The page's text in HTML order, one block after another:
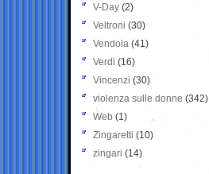
V-Day (2)
Veltroni (30)
Vendola (41)
Verdi (16)
Vincenzi (30)
violenza sulle donne (342)
Web (1)
Zingaretti (10)
zingari (14)